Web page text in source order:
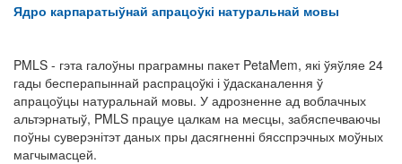
Ядро карпаратыўнай апрацоўкі натуральнай мовы
PMLS - гэта галоўны праграмны пакет PetaMem, які ўяўляе 24
гады бесперапыннай распрацоўкі і ўдасканалення ў
апрацоўцы натуральнай мовы. У адрозненне ад воблачных
альтэрнатыў, PMLS працуе цалкам на месцы, забяспечваючы
поўны суверэнітэт даных пры дасягненні бясспрэчных моўных
магчымасцей.